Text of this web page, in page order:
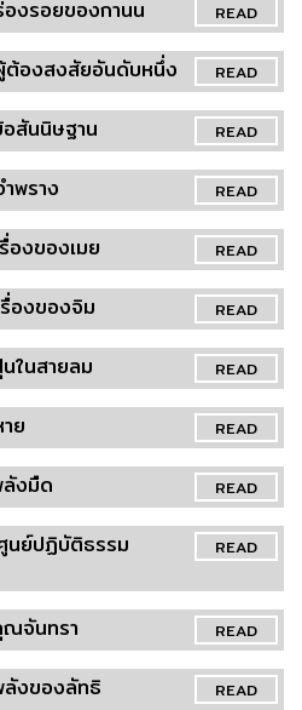
READ
งรอยของกานน
READ
องสงสัยอันดับหนึ่ง
READ
สันนิษฐาน
READ
พราง
READ
องของเมย
READ
องของจิม
READ
ในสายลม
READ
ย
READ
งมืด
READ
นย์ปฏิบัติธรรม
READ
จันทรา
READ
งของลัทธิ